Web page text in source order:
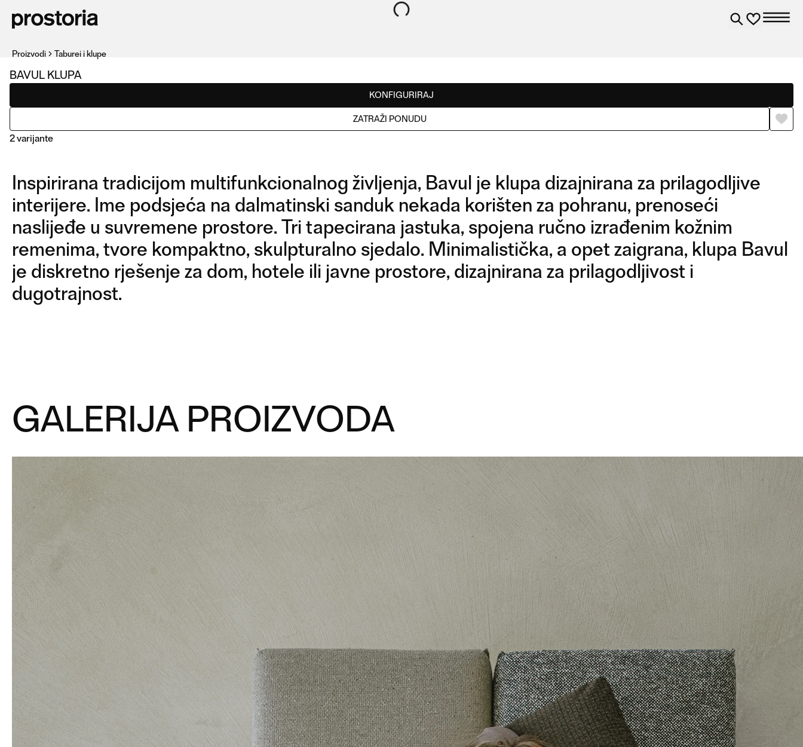
BAVUL KLUPA
KONFIGURIRAJ
ZATRAŽI PONUDU
2 varijante
KLUPA
PROIZVODI
KLUPA & KREVET
Proizvodi Taburei i klupe
Inspirirana tradicijom multifunkcionalnog življenja, Bavul je klupa dizajnirana za prilagodljive
interijere. Ime podsjeća na dalmatinski sanduk nekada korišten za pohranu, prenoseći
naslijeđe u suvremene prostore. Tri tapecirana jastuka, spojena ručno izrađenim kožnim
remenima, tvore kompaktno, skulpturalno sjedalo. Minimalistička, a opet zaigrana, klupa Bavul
je diskretno rješenje za dom, hotele ili javne prostore, dizajnirana za prilagodljivost i
dugotrajnost.
GALERIJA PROIZVODA